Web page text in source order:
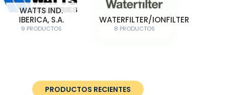
WATTS IND.
IBERICA, S.A.
9 PRODUCTOS
WATERFILTER/IONFILTER
8 PRODUCTOS
PRODUCTOS RECIENTES